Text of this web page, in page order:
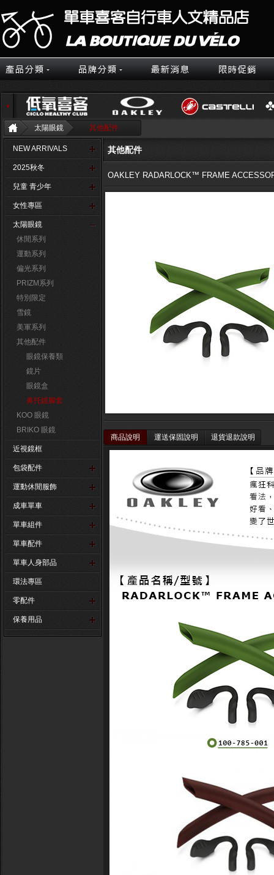
太陽眼鏡 其他配件
NEW ARRIVALS
2025秋冬
兒童 青少年
女性專區
太陽眼鏡
休閒系列
運動系列
偏光系列
PRIZM系列
特別限定
雪鏡
美軍系列
其他配件
眼鏡保養類
鏡片
眼鏡盒
鼻托鏡腳套
KOO 眼鏡
BRIKO 眼鏡
近視鏡框
包袋配件
運動休閒服飾
成車單車
單車組件
單車配件
單車人身部品
環法專區
零配件
保養用品
其他配件
OAKLEY RADARLOCK™ FRAME
商品說明 運送保固說明 退貨退款說明